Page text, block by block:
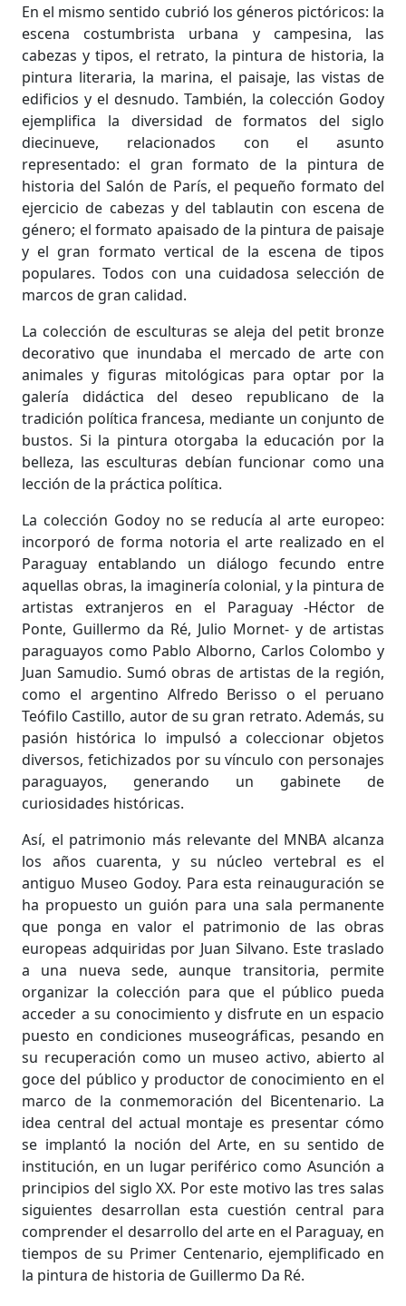
En el mismo sentido cubrió los géneros pictóricos: la
escena costumbrista urbana y campesina, las
cabezas y tipos, el retrato, la pintura de historia, la
pintura literaria, la marina, el paisaje, las vistas de
edificios y el desnudo. También, la colección Godoy
ejemplifica la diversidad de formatos del siglo
diecinueve, relacionados con el asunto
representado: el gran formato de la pintura de
historia del Salón de París, el pequeño formato del
ejercicio de cabezas y del tablautin con escena de
género; el formato apaisado de la pintura de paisaje
y el gran formato vertical de la escena de tipos
populares. Todos con una cuidadosa selección de
marcos de gran calidad.
La colección de esculturas se aleja del petit bronze
decorativo que inundaba el mercado de arte con
animales y figuras mitológicas para optar por la
galería didáctica del deseo republicano de la
tradición política francesa, mediante un conjunto de
bustos. Si la pintura otorgaba la educación por la
belleza, las esculturas debían funcionar como una
lección de la práctica política.
La colección Godoy no se reducía al arte europeo:
incorporó de forma notoria el arte realizado en el
Paraguay entablando un diálogo fecundo entre
aquellas obras, la imaginería colonial, y la pintura de
artistas extranjeros en el Paraguay -Héctor de
Ponte, Guillermo da Ré, Julio Mornet- y de artistas
paraguayos como Pablo Alborno, Carlos Colombo y
Juan Samudio. Sumó obras de artistas de la región,
como el argentino Alfredo Berisso o el peruano
Teófilo Castillo, autor de su gran retrato. Además, su
pasión histórica lo impulsó a coleccionar objetos
diversos, fetichizados por su vínculo con personajes
paraguayos, generando un gabinete de
curiosidades históricas.
Así, el patrimonio más relevante del MNBA alcanza
los años cuarenta, y su núcleo vertebral es el
antiguo Museo Godoy. Para esta reinauguración se
ha propuesto un guión para una sala permanente
que ponga en valor el patrimonio de las obras
europeas adquiridas por Juan Silvano. Este traslado
a una nueva sede, aunque transitoria, permite
organizar la colección para que el público pueda
acceder a su conocimiento y disfrute en un espacio
puesto en condiciones museográficas, pesando en
su recuperación como un museo activo, abierto al
goce del público y productor de conocimiento en el
marco de la conmemoración del Bicentenario. La
idea central del actual montaje es presentar cómo
se implantó la noción del Arte, en su sentido de
institución, en un lugar periférico como Asunción a
principios del siglo XX. Por este motivo las tres salas
siguientes desarrollan esta cuestión central para
comprender el desarrollo del arte en el Paraguay, en
tiempos de su Primer Centenario, ejemplificado en
la pintura de historia de Guillermo Da Ré.